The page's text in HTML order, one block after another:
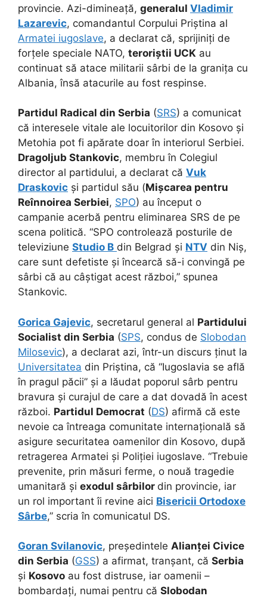
provincie. Azi-dimineață, generalul Vladimir
Lazarevic, comandantul Corpului Priștina al
Armatei iugoslave, a declarat că, sprijiniți de
forțele speciale NATO, teroriștii UCK au
continuat să atace militarii sârbi de la granița cu
Albania, însă atacurile au fost respinse.
Partidul Radical din Serbia (SRS) a comunicat
că interesele vitale ale locuitorilor din Kosovo și
Metohia pot fi apărate doar în interiorul Serbiei.
Dragoljub Stankovic, membru în Colegiul
director al partidului, a declarat că Vuk
Draskovic și partidul său (Mișcarea pentru
Reînnoirea Serbiei, SPO) au început o
campanie acerbă pentru eliminarea SRS de pe
scena politică. “SPO controlează posturile de
televiziune Studio B din Belgrad și NTV din Niș,
care sunt defetiste și încearcă să-i convingă pe
sârbi că au câștigat acest război,” spunea
Stankovic.
Gorica Gajevic, secretarul general al Partidului
Socialist din Serbia (SPS, condus de Slobodan
Milosevic), a declarat azi, într-un discurs ținut la
Universitatea din Priștina, că “Iugoslavia se află
în pragul păcii” și a lăudat poporul sârb pentru
bravura și curajul de care a dat dovadă în acest
război. Partidul Democrat (DS) afirmă că este
nevoie ca întreaga comunitate internațională să
asigure securitatea oamenilor din Kosovo, după
retragerea Armatei și Poliției iugoslave. “Trebuie
prevenite, prin măsuri ferme, o nouă tragedie
umanitară și exodul sârbilor din provincie, iar
un rol important îi revine aici Bisericii Ortodoxe
Sârbe,” scria în comunicatul DS.
Goran Svilanovic, președintele Alianței Civice
din Serbia (GSS) a afirmat, tranșant, că Serbia
și Kosovo au fost distruse, iar oamenii –
bombardați, numai pentru că Slobodan